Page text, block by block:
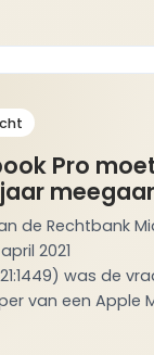
Pro
de Rechtbank
2021
was de
van een Apple